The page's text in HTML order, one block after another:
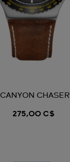
CANYON CHASER
275,00 C$